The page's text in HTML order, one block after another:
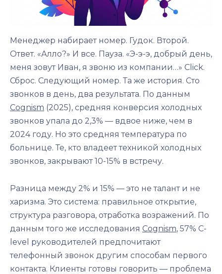
Менеджер набирает номер. Гудок. Второй.
Ответ. «Алло?» И все. Пауза. «Э-э-э, добрый день,
меня зовут Иван, я звоню из компании…» Click.
Сброс. Следующий номер. Та же история. Сто
звонков в день, два результата. По данным
Cognism (2025), средняя конверсия холодных
звонков упала до 2,3% — вдвое ниже, чем в
2024 году. Но это средняя температура по
больнице. Те, кто владеет техникой холодных
звонков, закрывают 10-15% в встречу.
Разница между 2% и 15% — это не талант и не
харизма. Это система: правильное открытие,
структура разговора, отработка возражений. По
данным того же исследования Cognism, 57% C-
level руководителей предпочитают
телефонный звонок другим способам первого
контакта. Клиенты готовы говорить — проблема